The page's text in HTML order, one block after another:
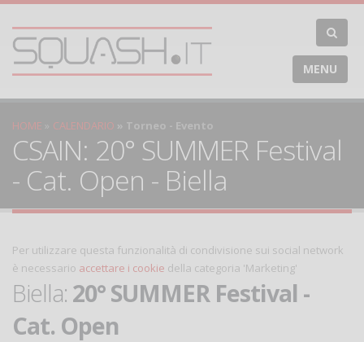
MENU
HOME CALENDARIO Torneo - Evento
CSAIN: 20° SUMMER Festival
- Cat. Open - Biella
Per utilizzare questa funzionalità di condivisione sui social network
è necessario accettare i cookie della categoria 'Marketing'
Biella: 20° SUMMER Festival -
Cat. Open